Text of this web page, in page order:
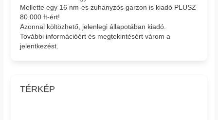
Mellette egy 16 nm-es zuhanyzós garzon is kiadó PLUSZ
80.000 ft-ért!
Azonnal költözhető, jelenlegi állapotában kiadó.
További információért és megtekintésért várom a
jelentkezést.
TÉRKÉP